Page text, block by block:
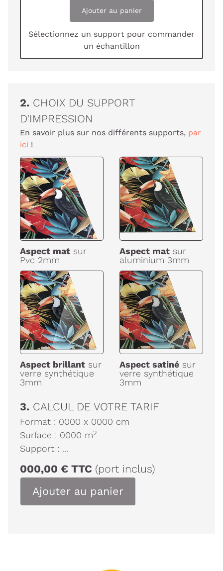
Ajouter au panier
Sélectionnez un support pour commander
un échantillon
2. CHOIX DU SUPPORT
D'IMPRESSION
En savoir plus sur nos différents supports, par
ici !
Aspect mat sur
Pvc 2mm
Aspect mat sur
aluminium 3mm
Aspect brillant sur
verre synthétique
3mm
Aspect satiné sur
verre synthétique
3mm
3. CALCUL DE VOTRE TARIF
Format : 0000 x 0000 cm
Surface : 0000 m2
Support : ...
000,00 € TTC (port inclus)
Ajouter au panier